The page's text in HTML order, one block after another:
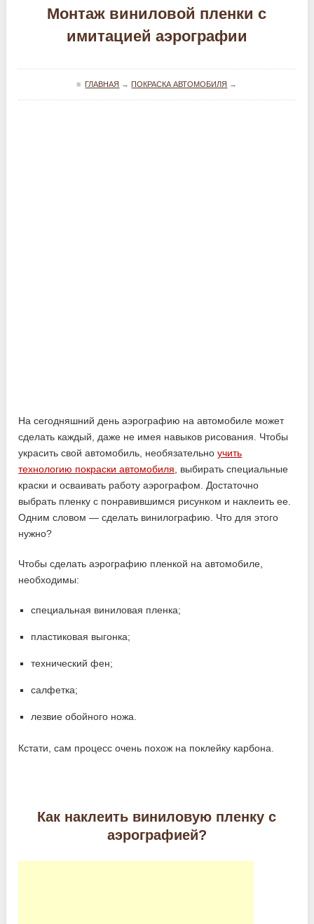
Монтаж виниловой пленки с
имитацией аэрографии
≡ ГЛАВНАЯ →ПОКРАСКА АВТОМОБИЛЯ →
На сегодняшний день аэрографию на автомобиле может
сделать каждый, даже не имея навыков рисования. Чтобы
украсить свой автомобиль, необязательноучить
технологию покраски автомобиля , выбирать специальные
краски и осваивать работу аэрографом. Достаточно
выбрать пленку с понравившимся рисунком и наклеить ее.
Одним словом — сделать винилографию. Что для этого
нужно?
Чтобы сделать аэрографию пленкой на автомобиле,
необходимы:
специальная виниловая пленка;
пластиковая выгонка;
технический фен;
салфетка;
лезвие обойного ножа.
Кстати, сам процесс очень похож на поклейку карбона.
Как наклеить виниловую пленку с
аэрографией?